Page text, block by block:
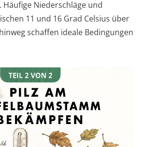
Niederschläge und
11 und 16 Grad Celsius über
schaffen ideale Bedingungen